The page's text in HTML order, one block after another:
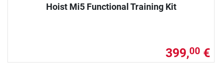
Hoist Mi5 Functional Training Kit
399,00 €